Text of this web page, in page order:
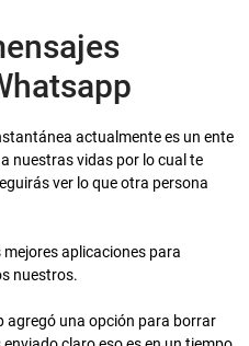
actualmente es un ente
nuestras vidas por lo cual te
ver lo que otra persona
aplicaciones para
nuestros.
agregó una opción para borrar